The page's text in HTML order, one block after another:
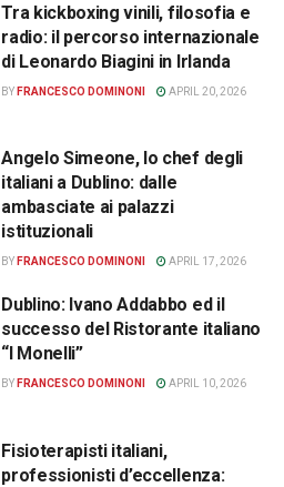
Tra kickboxing vinili, filosofia e
radio: il percorso internazionale
di Leonardo Biagini in Irlanda
BY FRANCESCO DOMINONI APRIL 20, 2026
Angelo Simeone, lo chef degli
italiani a Dublino: dalle
ambasciate ai palazzi
istituzionali
BY FRANCESCO DOMINONI APRIL 17, 2026
Dublino: Ivano Addabbo ed il
successo del Ristorante italiano
“I Monelli”
BY FRANCESCO DOMINONI APRIL 10, 2026
Fisioterapisti italiani,
professionisti d’eccellenza: